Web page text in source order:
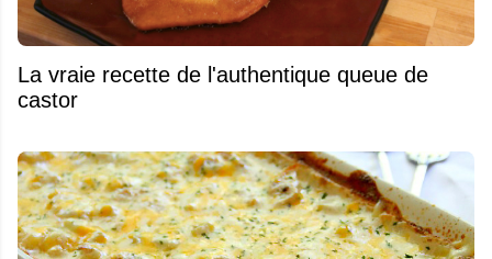
La vraie recette de l'authentique queue de
castor